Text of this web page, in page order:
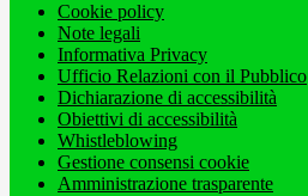
Cookie policy
Note legali
Informativa Privacy
Ufficio Relazioni con il Pubblico
Dichiarazione di accessibilità
Obiettivi di accessibilità
Whistleblowing
Gestione consensi cookie
Amministrazione trasparente